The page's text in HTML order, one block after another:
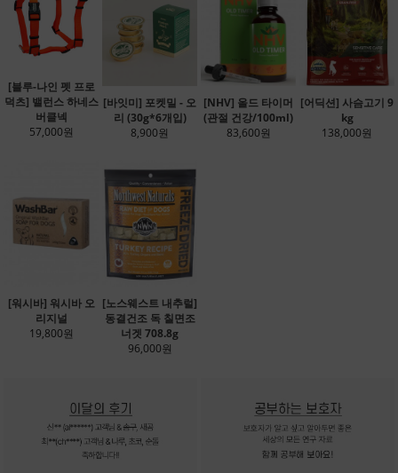
[블루-나인 펫 프로
덕츠] 밸런스 하네스
버클넥
57,000원
[바잇미] 포켓밀 - 오
리 (30g*6개입)
8,900원
[NHV] 올드 타이머
(관절 건강/100ml)
83,600원
[어딕션] 사슴고기 9
kg
138,000원
[워시바] 워시바 오
리지널
19,800원
[노스웨스트 내추럴]
동결건조 독 칠면조
너겟 708.8g
96,000원